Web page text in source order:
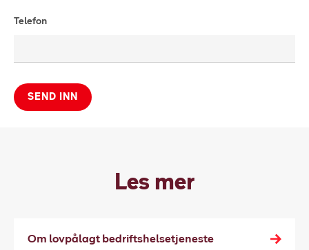
Telefon
SEND INN
Les mer
Om lovpålagt bedriftshelsetjeneste